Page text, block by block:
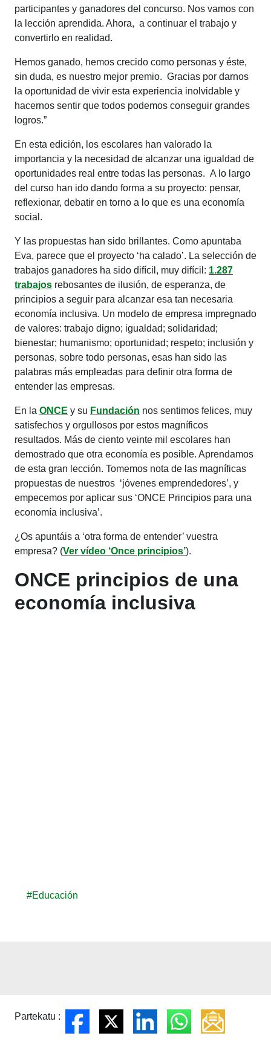
participantes y ganadores del concurso. Nos vamos con
la lección aprendida. Ahora, a continuar el trabajo y
convertirlo en realidad.
Hemos ganado, hemos crecido como personas y éste,
sin duda, es nuestro mejor premio. Gracias por darnos
la oportunidad de vivir esta experiencia inolvidable y
hacernos sentir que todos podemos conseguir grandes
logros.”
En esta edición, los escolares han valorado la
importancia y la necesidad de alcanzar una igualdad de
oportunidades real entre todas las personas. A lo largo
del curso han ido dando forma a su proyecto: pensar,
reflexionar, debatir en torno a lo que es una economía
social.
Y las propuestas han sido brillantes. Como apuntaba
Eva, parece que el proyecto ‘ha calado’. La selección de
trabajos ganadores ha sido difícil, muy difícil: 1.287
trabajos rebosantes de ilusión, de esperanza, de
principios a seguir para alcanzar esa tan necesaria
economía inclusiva. Un modelo de empresa impregnado
de valores: trabajo digno; igualdad; solidaridad;
bienestar; humanismo; oportunidad; respeto; inclusión y
personas, sobre todo personas, esas han sido las
palabras más empleadas para definir otra forma de
entender las empresas.
En la ONCE y su Fundación nos sentimos felices, muy
satisfechos y orgullosos por estos magníficos
resultados. Más de ciento veinte mil escolares han
demostrado que otra economía es posible. Aprendamos
de esta gran lección. Tomemos nota de las magníficas
propuestas de nuestros ‘jóvenes emprendedores’, y
empecemos por aplicar sus ‘ONCE Principios para una
economía inclusiva’.
¿Os apuntáis a ‘otra forma de entender’ vuestra
empresa? (Ver vídeo ‘Once principios’).
ONCE principios de una
economía inclusiva
#Educación
Partekatu :